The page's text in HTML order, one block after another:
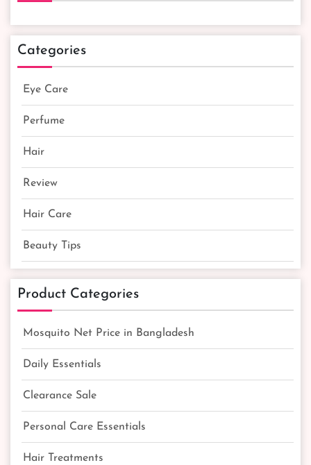
Categories
Eye Care
Perfume
Hair
Review
Hair Care
Beauty Tips
Product Categories
Mosquito Net Price in Bangladesh
Daily Essentials
Clearance Sale
Personal Care Essentials
Hair Treatments